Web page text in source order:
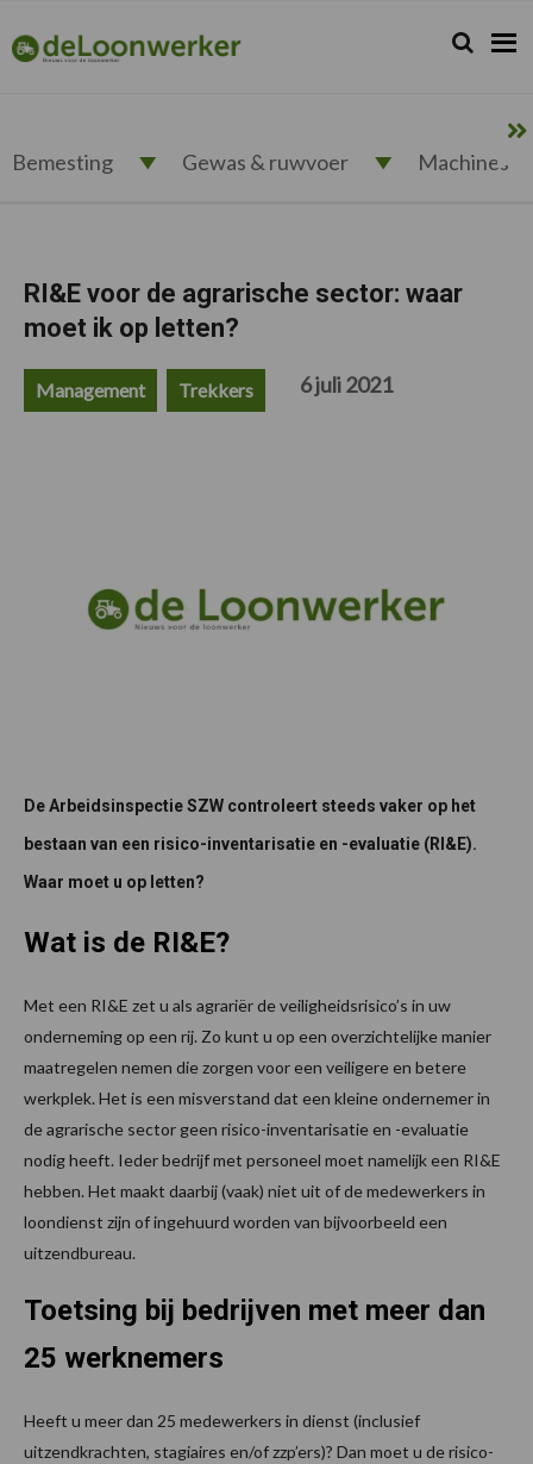
de
hoofdnavigatie
de
hoofd
de
eerste
de
voettekst
deloonwerker.nl Zoeken...
Zoek
Bemesting Gewas & ruwvoer Machines
RI&E voor de agrarische sector: waar
moet ik op letten?
Management Trekkers 6 juli 2021
De Arbeidsinspectie SZW controleert steeds vaker op het
bestaan van een risico-inventarisatie en -evaluatie (RI&E).
Waar moet u op letten?
Wat is de RI&E?
Met een RI&E zet u als agrariër de veiligheidsrisico’s in uw
onderneming op een rij. Zo kunt u op een overzichtelijke manier
maatregelen nemen die zorgen voor een veiligere en betere
werkplek. Het is een misverstand dat een kleine ondernemer in
de agrarische sector geen risico-inventarisatie en -evaluatie
nodig heeft. Ieder bedrijf met personeel moet namelijk een RI&E
hebben. Het maakt daarbij (vaak) niet uit of de medewerkers in
loondienst zijn of ingehuurd worden van bijvoorbeeld een
uitzendbureau.
Toetsing bij bedrijven met meer dan
25 werknemers
Heeft u meer dan 25 medewerkers in dienst (inclusief
uitzendkrachten, stagiaires en/of zzp’ers)? Dan moet u de risico-